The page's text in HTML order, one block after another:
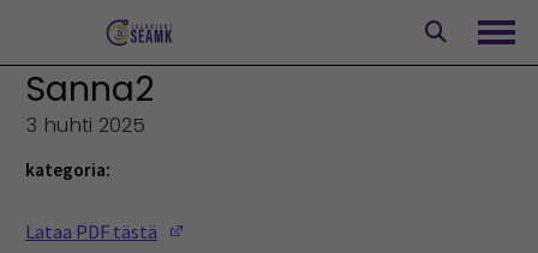
Sanna2
3 huhti 2025
kategoria:
Lataa PDF tästä